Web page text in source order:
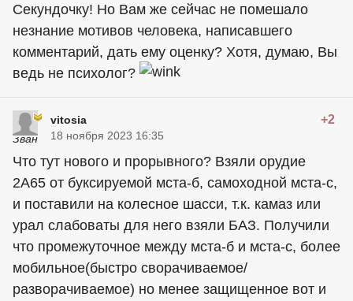
Секундочку! Но Вам же сейчас не помешало
незнание мотивов человека, написавшего
комментарий, дать ему оценку? Хотя, думаю, Вы
ведь не психолог?
vitosia +2
18 ноября 2023 16:35
Что тут нового и прорывного? Взяли орудие
2А65 от буксируемой мста-б, самоходной мста-с,
и поставили на колесное шасси, т.к. камаз или
урал слабоваты для него взяли БАЗ. Получили
что промежуточное между мста-б и мста-с, более
мобильное(быстро сворачиваемое/
разворачиваемое) но менее защищенное вот и